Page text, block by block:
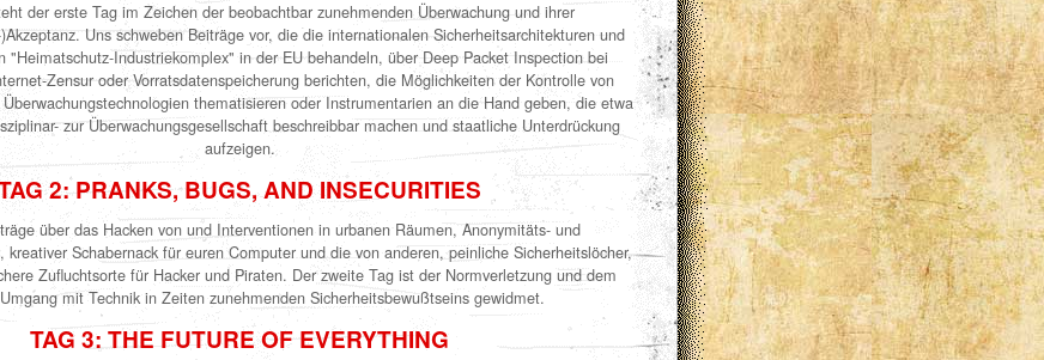
der erste Tag im Zeichen der beobachtbar zunehmenden Überwachung und ihrer
Uns schweben Beiträge vor, die die internationalen Sicherheitsarchitekturen und
"Heimatschutz-Industriekomplex" in der EU behandeln, über Deep Packet Inspection bei
Zensur oder Vorratsdatenspeicherung berichten, die Möglichkeiten der Kontrolle von
thematisieren oder Instrumentarien an die Hand geben, die etwa
zur Überwachungsgesellschaft beschreibbar machen und staatliche Unterdrückung
aufzeigen.
2: PRANKS, BUGS, AND INSECURITIES
über das Hacken von und Interventionen in urbanen Räumen, Anonymitäts- und
kreativer Schabernack für euren Computer und die von anderen, peinliche Sicherheitslöcher,
Zufluchtsorte für Hacker und Piraten. Der zweite Tag ist der Normverletzung und dem
mit Technik in Zeiten zunehmenden Sicherheitsbewußtseins gewidmet.
TAG 3: THE FUTURE OF EVERYTHING